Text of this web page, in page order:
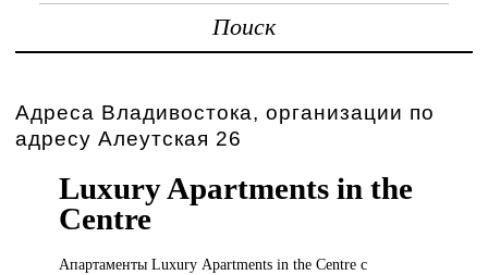
Поиск
Адреса Владивостока, организации по
адресу Алеутская 26
Luxury Apartments in the
Centre
Апартаменты LuxuryApartments in the Centre с